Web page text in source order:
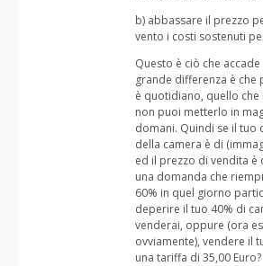
b) abbassare il prezzo
vento i costi sostenuti
Questo è ciò che accade
grande differenza è
è quotidiano, quello
non puoi metterlo in
domani. Quindi se il tuo
della camera è di
ed il prezzo di vendita è
una domanda che
60% in quel giorno
deperire il tuo 40% di
venderai, oppure (ora
ovviamente), vendere il
una tariffa di 35,00 Euro?